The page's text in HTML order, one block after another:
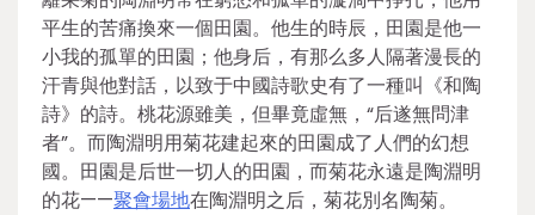
平生的苦痛換來一個田園。他生的時辰，田園是他一
小我的孤單的田園；他身后，有那么多人隔著漫長的
汗青與他對話，以致于中國詩歌史有了一種叫《和陶
詩》的詩。桃花源雖美，但畢竟虛無，“后遂無問津
者”。而陶淵明用菊花建起來的田園成了人們的幻想
國。田園是后世一切人的田園，而菊花永遠是陶淵明
的花——聚會場地在陶淵明之后，菊花別名陶菊。